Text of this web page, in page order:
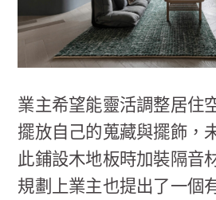
業主希望能靈活調整居住
擺放自己的蒐藏與擺飾，
此鋪設木地板時加裝隔音
規劃上業主也提出了一個